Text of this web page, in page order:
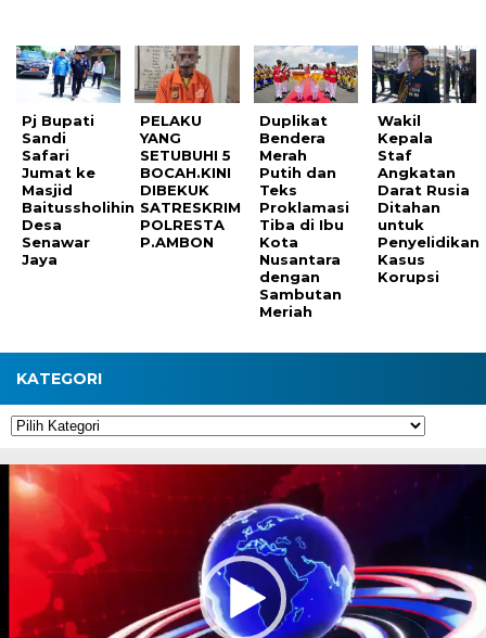
Pj Bupati
Sandi
Safari
Jumat ke
Masjid
Baitussholihin
Desa
Senawar
Jaya
PELAKU
YANG
SETUBUHI 5
BOCAH.KINI
DIBEKUK
SATRESKRIM
POLRESTA
P.AMBON
Duplikat
Bendera
Merah
Putih dan
Teks
Proklamasi
Tiba di Ibu
Kota
Nusantara
dengan
Sambutan
Meriah
Wakil
Kepala
Staf
Angkatan
Darat Rusia
Ditahan
untuk
Penyelidikan
Kasus
Korupsi
KATEGORI
Kategori
Pemutar
Video